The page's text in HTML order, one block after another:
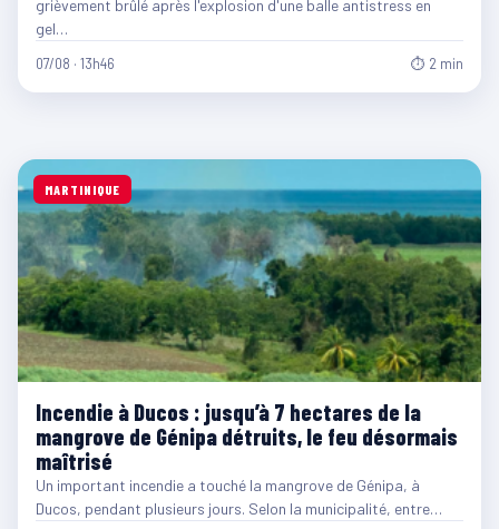
grièvement brûlé après l'explosion d'une balle antistress en
gel…
07/08 · 13h46 ⏱ 2 min
MARTINIQUE
Incendie à Ducos : jusqu’à 7 hectares de la
mangrove de Génipa détruits, le feu désormais
maîtrisé
Un important incendie a touché la mangrove de Génipa, à
Ducos, pendant plusieurs jours. Selon la municipalité, entre…